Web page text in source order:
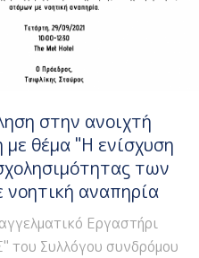
στην ανοιχτή
θέμα "Η ενίσχυση
των
νοητική αναπηρία
Εργαστήρι
του Συλλόγου συνδρόμου